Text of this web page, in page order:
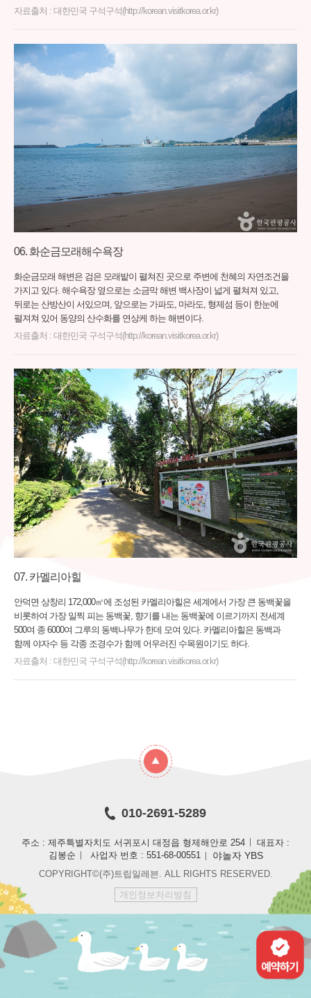
자료출처 : 대한민국 구석구석(http://korean.visitkorea.or.kr)
화순금모래해수욕장
화순금모래 해변은 검은 모래밭이 펼쳐진 곳으로 주변에 천혜의 자연조건을
가지고 있다. 해수욕장 옆으로는 소금막 해변 백사장이 넓게 펼쳐져 있고,
뒤로는 산방산이 서있으며, 앞으로는 가파도, 마라도, 형제섬 등이 한눈에
펼져쳐 있어 동양의 산수화를 연상케 하는 해변이다.
자료출처 : 대한민국 구석구석(http://korean.visitkorea.or.kr)
카멜리아힐
안덕면 상창리 172,000㎡에 조성된 카멜리아힐은 세계에서 가장 큰 동백꽃을
비롯하여 가장 일찍 피는 동백꽃, 향기를 내는 동백꽃에 이르기까지 전세계
500여 종 6000여 그루의 동백나무가 한데 모여 있다. 카멜리아힐은 동백과
함께 야자수 등 각종 조경수가 함께 어우러진 수목원이기도 하다.
자료출처 : 대한민국 구석구석(http://korean.visitkorea.or.kr)
010-2691-5289
주소 : 제주특별자치도 서귀포시 대정읍 형제해안로 254
대표자 :
김봉순
사업자 번호 : 551-68-00551 야놀자 YBS
COPYRIGHT©(주)트립일레븐. ALL RIGHTS RESERVED.
개인정보처리방침